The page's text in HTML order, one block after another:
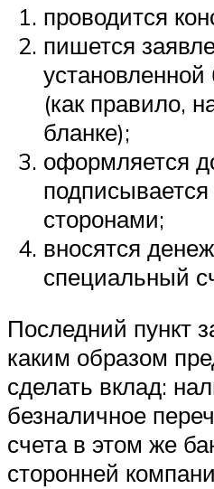
проводится
пишется
(как правило,
бланке);
оформляется
сторонами;
вносятся
специальный
Последний пункт
каким образом
сделать вклад:
безналичное
счета в этом же
сторонней